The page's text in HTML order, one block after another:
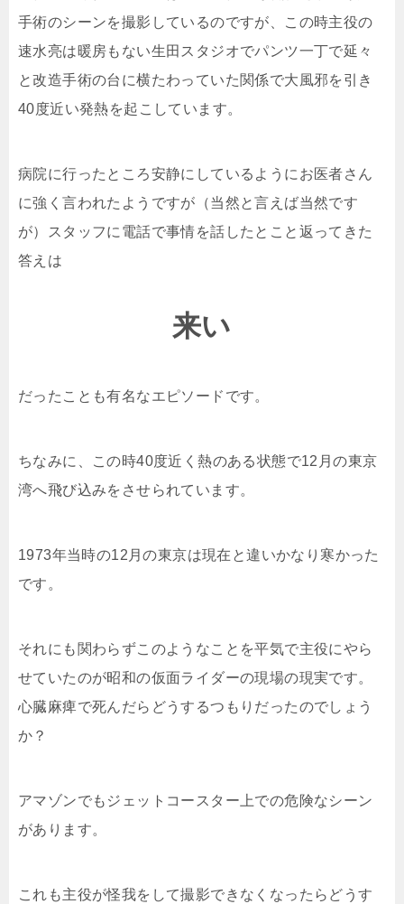
手術のシーンを撮影しているのですが、この時主役の
速水亮は暖房もない生田スタジオでパンツ一丁で延々
と改造手術の台に横たわっていた関係で大風邪を引き
40度近い発熱を起こしています。
病院に行ったところ安静にしているようにお医者さん
に強く言われたようですが（当然と言えば当然です
が）スタッフに電話で事情を話したとこと返ってきた
答えは
来い
だったことも有名なエピソードです。
ちなみに、この時40度近く熱のある状態で12月の東京
湾へ飛び込みをさせられています。
1973年当時の12月の東京は現在と違いかなり寒かった
です。
それにも関わらずこのようなことを平気で主役にやら
せていたのが昭和の仮面ライダーの現場の現実です。
心臓麻痺で死んだらどうするつもりだったのでしょう
か？
アマゾンでもジェットコースター上での危険なシーン
があります。
これも主役が怪我をして撮影できなくなったらどうす